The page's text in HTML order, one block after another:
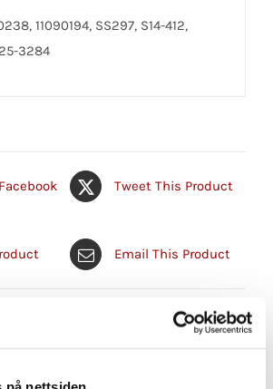
11090194, SS297, S14-412,
3284
Tweet This Product
Email This Product